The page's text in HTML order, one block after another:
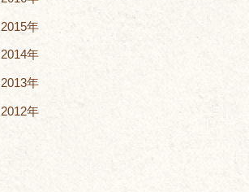
2015年
2014年
2013年
2012年